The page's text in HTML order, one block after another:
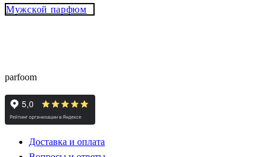
Мужской парфюм
parfoom
Доставка и оплата